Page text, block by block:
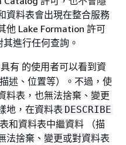
資料表會出現在整合服務
他 Lake Formation 許可
進行任何查詢。
有 的使用者可以看到資
述、位置等）。不過，使
料表，也無法捨棄、變更
地，在資料表 DESCRIBE
和資料表中繼資料 （描
法捨棄、變更或對資料表